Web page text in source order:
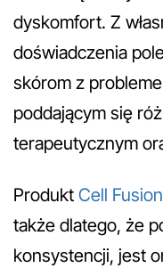
dyskomfort. Z
doświadczenia
skórom z
poddającym się
terapeutycznym
Produkt Cell
także dlatego, że
konsystencji, jest